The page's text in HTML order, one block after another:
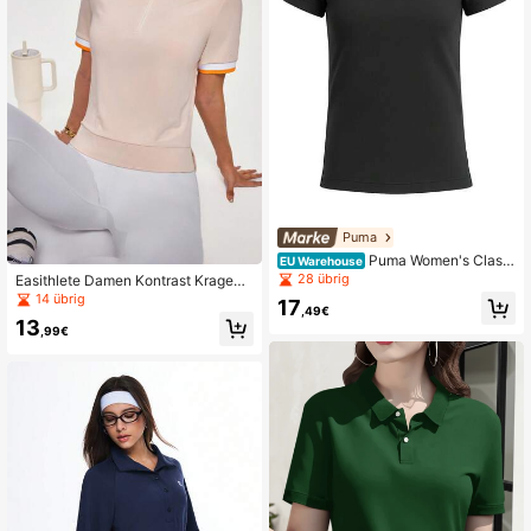
Easithlete Damen Kontrast Kragen
Kurzarm Alltag Fitness Sport Polosh
14 übrig
13 ,99€
Puma
EU Warehouse Puma Women's Classi
c Fit Premium Durable Weekend Off
ice Commuting Black 658607-03
28 übrig
17 ,49€